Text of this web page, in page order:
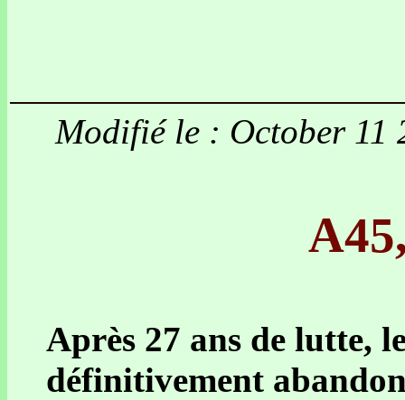
Modifié le : October 11
Après 27 ans de lutte,
définitivement